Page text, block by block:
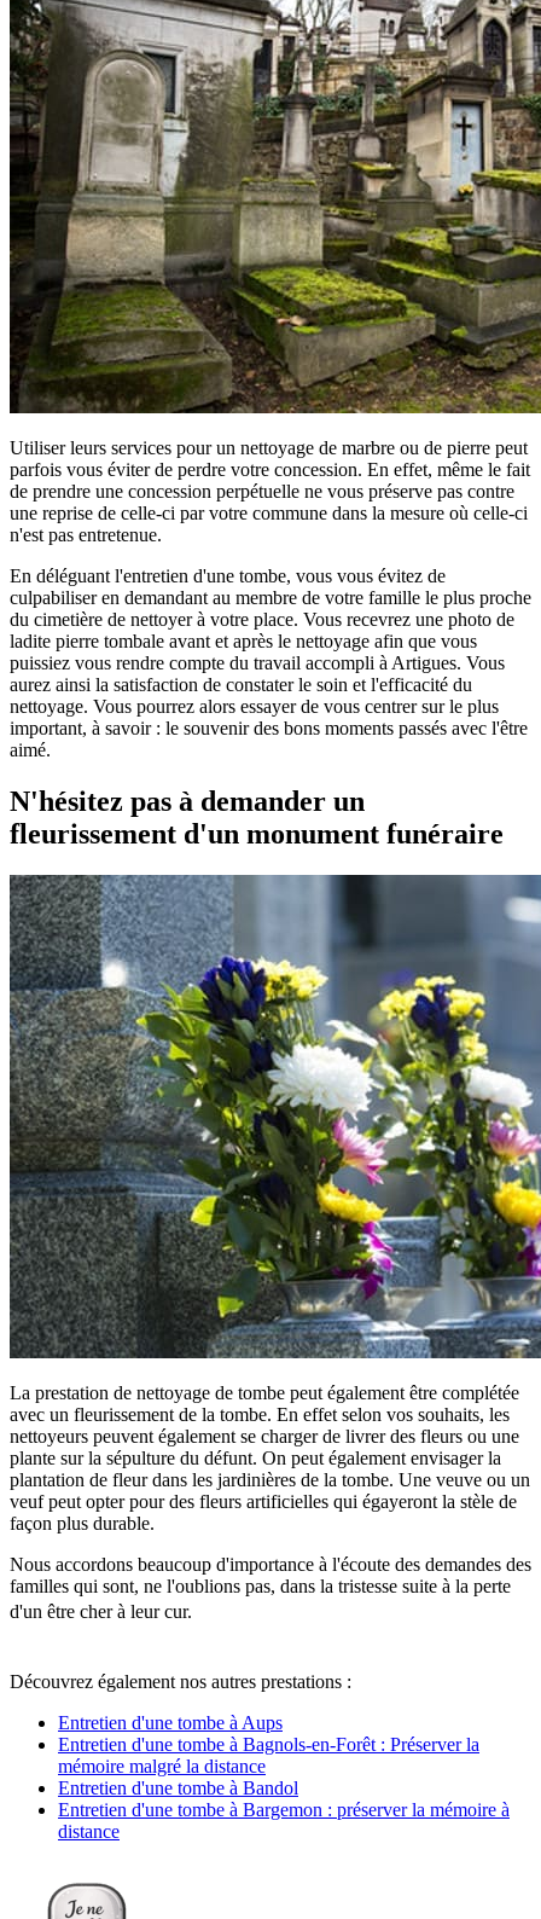
Utiliser leurs services pour un nettoyage de marbre ou de pierre peut
parfois vous éviter de perdre votre concession. En effet, même le fait
de prendre une concession perpétuelle ne vous préserve pas contre
une reprise de celle-ci par votre commune dans la mesure où celle-ci
n'est pas entretenue.
En déléguant l'entretien d'une tombe, vous vous évitez de
culpabiliser en demandant au membre de votre famille le plus proche
du cimetière de nettoyer à votre place. Vous recevrez une photo de
ladite pierre tombale avant et après le nettoyage afin que vous
puissiez vous rendre compte du travail accompli à Artigues. Vous
aurez ainsi la satisfaction de constater le soin et l'efficacité du
nettoyage. Vous pourrez alors essayer de vous centrer sur le plus
important, à savoir : le souvenir des bons moments passés avec l'être
aimé.
N'hésitez pas à demander un
fleurissement d'un monument funéraire
La prestation de nettoyage de tombe peut également être complétée
avec un fleurissement de la tombe. En effet selon vos souhaits, les
nettoyeurs peuvent également se charger de livrer des fleurs ou une
plante sur la sépulture du défunt. On peut également envisager la
plantation de fleur dans les jardinières de la tombe. Une veuve ou un
veuf peut opter pour des fleurs artificielles qui égayeront la stèle de
façon plus durable.
Nous accordons beaucoup d'importance à l'écoute des demandes des
familles qui sont, ne l'oublions pas, dans la tristesse suite à la perte
d'un être cher à leur cur.
Découvrez également nos autres prestations :
Entretien d'une tombe à Aups
Entretien d'une tombe à Bagnols-en-Forêt : Préserver la
mémoire malgré la distance
Entretien d'une tombe à Bandol
Entretien d'une tombe à Bargemon : préserver la mémoire à
distance